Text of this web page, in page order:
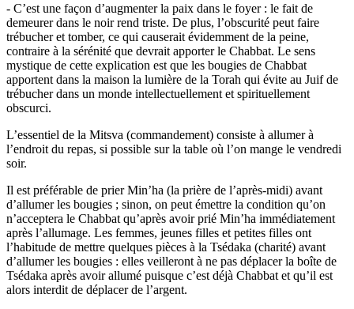
- C’est une façon d’augmenter la paix dans le foyer : le fait de
demeurer dans le noir rend triste. De plus, l’obscurité peut faire
trébucher et tomber, ce qui causerait évidemment de la peine,
contraire à la sérénité que devrait apporter le Chabbat. Le sens
mystique de cette explication est que les bougies de Chabbat
apportent dans la maison la lumière de la Torah qui évite au Juif de
trébucher dans un monde intellectuellement et spirituellement
obscurci.
L’essentiel de la Mitsva (commandement) consiste à allumer à
l’endroit du repas, si possible sur la table où l’on mange le vendredi
soir.
Il est préférable de prier Min’ha (la prière de l’après-midi) avant
d’allumer les bougies ; sinon, on peut émettre la condition qu’on
n’acceptera le Chabbat qu’après avoir prié Min’ha immédiatement
après l’allumage. Les femmes, jeunes filles et petites filles ont
l’habitude de mettre quelques pièces à la Tsédaka (charité) avant
d’allumer les bougies : elles veilleront à ne pas déplacer la boîte de
Tsédaka après avoir allumé puisque c’est déjà Chabbat et qu’il est
alors interdit de déplacer de l’argent.